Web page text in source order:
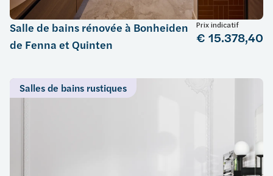
Salle de bains rénovée à Bonheiden
de Fenna et Quinten
Prix indicatif
€ 15.378,40
Salles de bains rustiques